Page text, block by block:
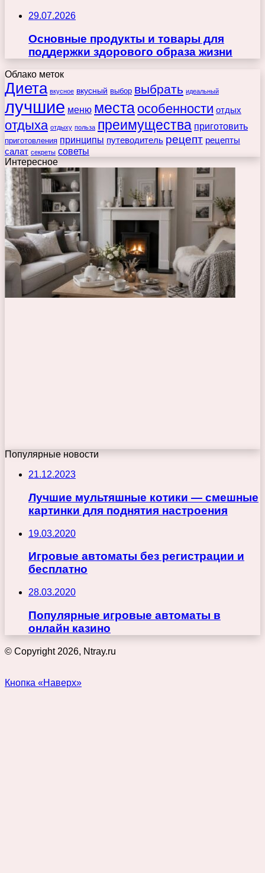
29.07.2026
Основные продукты и товары для
поддержки здорового образа жизни
Облако меток
Диета вкусное вкусный выбор выбрать идеальный
лучшие меню места особенности отдых
отдыха отдыху польза преимущества приготовить
приготовления принципы путеводитель рецепт рецепты
салат секреты советы
Интересное
Популярные новости
21.12.2023
Лучшие мультяшные котики — смешные
картинки для поднятия настроения
19.03.2020
Игровые автоматы без регистрации и
бесплатно
28.03.2020
Популярные игровые автоматы в
онлайн казино
© Copyright 2026, Ntray.ru
Кнопка «Наверх»